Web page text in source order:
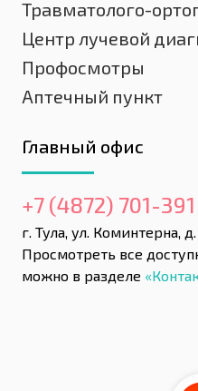
Травматолого-
Центр лучевой
Профосмотры
Аптечный пункт
Главный офис
+7 (4872) 701-391
г. Тула, ул. Коминтерна, д.
Просмотреть все
можно в разделе